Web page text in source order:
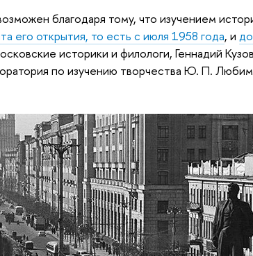
благодаря тому, что изучением
его открытия, то есть с июля 1958 года, и
историки и филологи, Геннадий
по изучению творчества Ю. П.